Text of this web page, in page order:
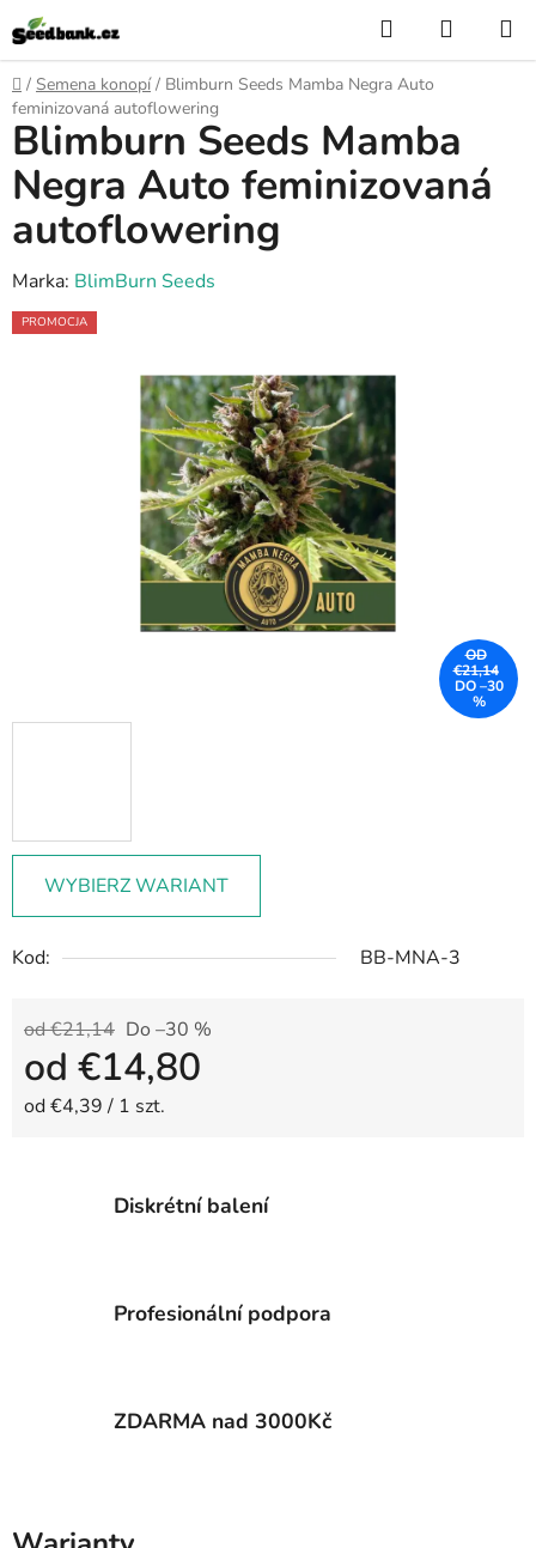
Przejść
do
treści
Szukaj
Home
/ Semena konopí / Blimburn Seeds Mamba Negra Auto
feminizovaná autoflowering
WYBIERZ WARIANT
Kod: BB-MNA-3
od €21,14 Do –30 %
od €14,80
Cena jednostkowa:
od €4,39 / 1 szt.
Blimburn Seeds Mamba
Negra Auto feminizovaná
autoflowering
Marka: BlimBurn Seeds
PROMOCJA
OD
€21,14
DO –30
%
Diskrétní balení
Profesionální podpora
ZDARMA nad 3000Kč